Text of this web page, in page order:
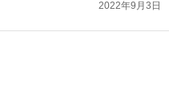
2022年9月3日